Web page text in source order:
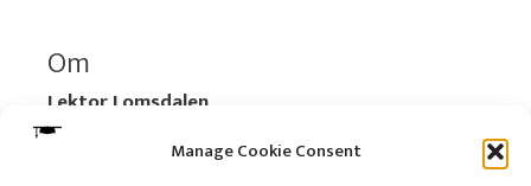
Manage Cookie Consent
Om
Lektor Lomsdalen
Organisasjonsnummer:
920 712 312 MVA